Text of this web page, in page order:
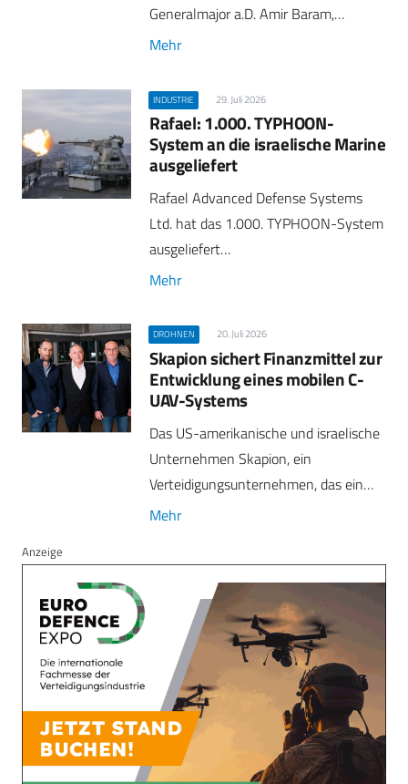
Generalmajor a.D. Amir Baram,…
Mehr
INDUSTRIE 29. Juli 2026
Rafael: 1.000. TYPHOON-
System an die israelische Marine
ausgeliefert
Rafael Advanced Defense Systems
Ltd. hat das 1.000. TYPHOON-System
ausgeliefert…
Mehr
DROHNEN 20. Juli 2026
Skapion sichert Finanzmittel zur
Entwicklung eines mobilen C-
UAV-Systems
Das US-amerikanische und israelische
Unternehmen Skapion, ein
Verteidigungsunternehmen, das ein…
Mehr
Anzeige